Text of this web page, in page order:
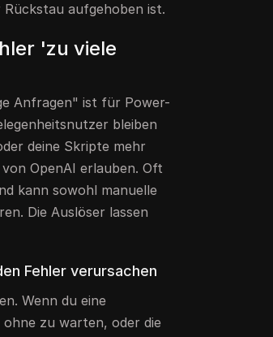
aufgehoben ist.
'zu viele
Anfragen" ist für Power-
bleiben
deine Skripte mehr
OpenAI erlauben. Oft
kann sowohl manuelle
Die Auslöser lassen
Fehler verursachen
Wenn du eine
zu warten, oder die